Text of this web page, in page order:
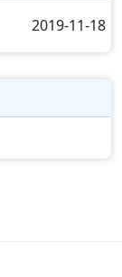
2019-11-18